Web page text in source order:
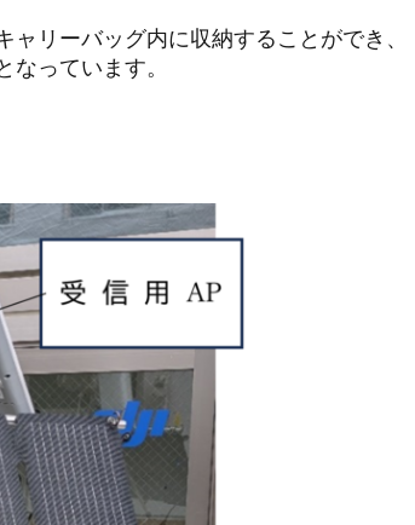
リーバッグ内に収納することができ、
っています。